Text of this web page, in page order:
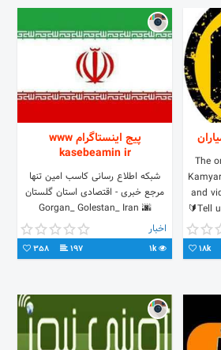
and
Tell
18k
پیج اینستاگرام www
kasebeamin ir
شبکه اطلاع رسانی کاسب امین تنها
مرجع خبری - اقتصادی استان گلستان
🌆 Gorgan_ Golestan_ Iran
اخبار
1k
197
358